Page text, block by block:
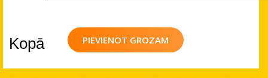
PIEVIENOT GROZAM
Kopā